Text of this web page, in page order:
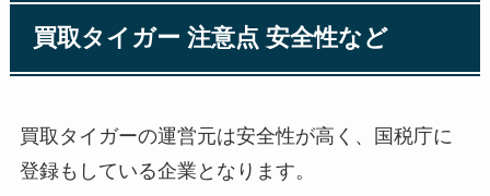
買取タイガー 注意点 安全性など
買取タイガーの運営元は安全性が高く、国税庁に
登録もしている企業となります。